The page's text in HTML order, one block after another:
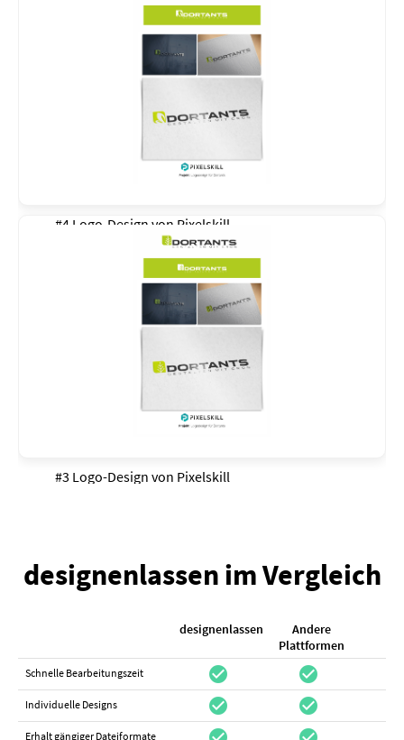
#4 Logo-Design von Pixelskill
#3 Logo-Design von Pixelskill
designenlassen im Vergleich
designenlassen
Andere
Plattformen
Schnelle Bearbeitungszeit check_circle check_circle
Individuelle Designs check_circle check_circle
Erhalt gängiger Dateiformate